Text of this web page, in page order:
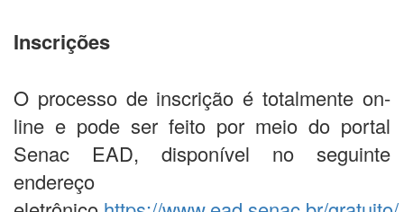
Inscrições
O processo de inscrição é totalmente on-
line e pode ser feito por meio do portal
Senac EAD, disponível no seguinte
endereço